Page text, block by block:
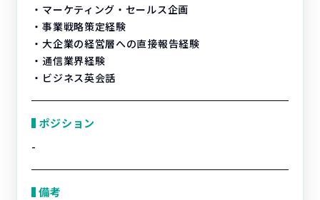
・マーケティング・セールス企画
・事業戦略策定経験
・大企業の経営層への直接報告経験
・通信業界経験
・ビジネス英会話
ポジション
-
備考